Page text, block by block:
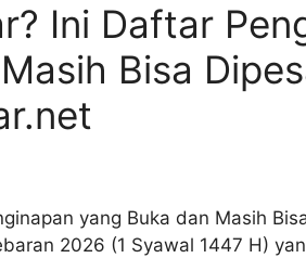
Ini Daftar
Bisa
yang Buka dan Masih
2026 (1 Syawal 1447 H)